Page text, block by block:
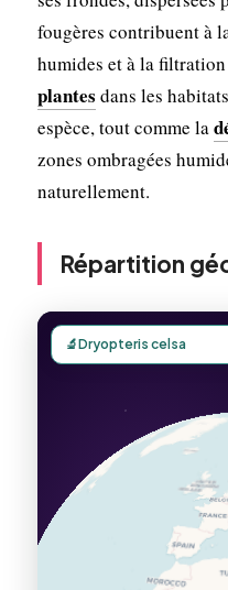
fougères contribuent à
humides et à la
plantes dans les
espèce, tout comme la
zones ombragées
naturellement.
Répartition